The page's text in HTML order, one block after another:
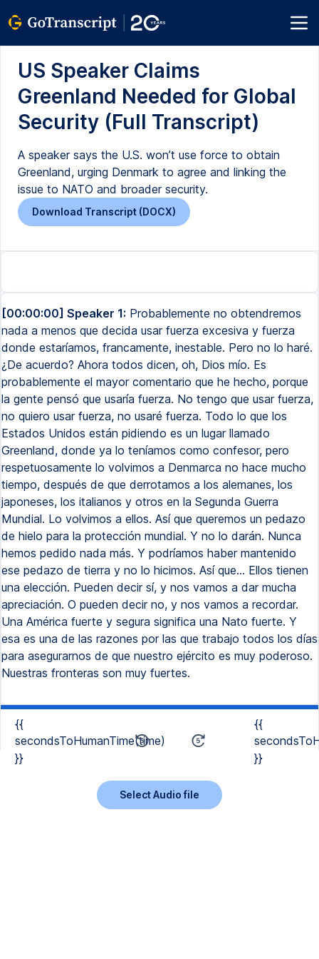
US Speaker Claims
Greenland Needed for Global
Security (Full Transcript)
A speaker says the U.S. won’t use force to obtain
Greenland, urging Denmark to agree and linking the
issue to NATO and broader security.
Download Transcript (DOCX)
[00:00:00] Speaker 1: Probablemente no obtendremos
nada a menos que decida usar fuerza excesiva y fuerza
donde estaríamos, francamente, inestable. Pero no lo haré.
¿De acuerdo? Ahora todos dicen, oh, Dios mío. Es
probablemente el mayor comentario que he hecho, porque
la gente pensó que usaría fuerza. No tengo que usar fuerza,
no quiero usar fuerza, no usaré fuerza. Todo lo que los
Estados Unidos están pidiendo es un lugar llamado
Greenland, donde ya lo teníamos como confesor, pero
respetuosamente lo volvimos a Denmarca no hace mucho
tiempo, después de que derrotamos a los alemanes, los
japoneses, los italianos y otros en la Segunda Guerra
Mundial. Lo volvimos a ellos. Así que queremos un pedazo
de hielo para la protección mundial. Y no lo darán. Nunca
hemos pedido nada más. Y podríamos haber mantenido
ese pedazo de tierra y no lo hicimos. Así que... Ellos tienen
una elección. Pueden decir sí, y nos vamos a dar mucha
apreciación. O pueden decir no, y nos vamos a recordar.
Una América fuerte y segura significa una Nato fuerte. Y
esa es una de las razones por las que trabajo todos los días
para asegurarnos de que nuestro ejército es muy poderoso.
Nuestras fronteras son muy fuertes.
{{
secondsToHumanTime(time)
}}
{{
}}
Select Audio file